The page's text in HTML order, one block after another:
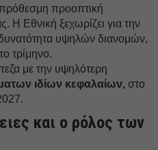
προοπτική
Η Εθνική ξεχωρίζει για την
δυνατότητα υψηλών διανομών,
τρίμηνο.
με την υψηλότερη
ιδίων κεφαλαίων, στο
και ο ρόλος των